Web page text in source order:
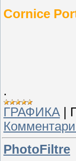
Cornice
.
ГРАФИКА |
PhotoFiltre